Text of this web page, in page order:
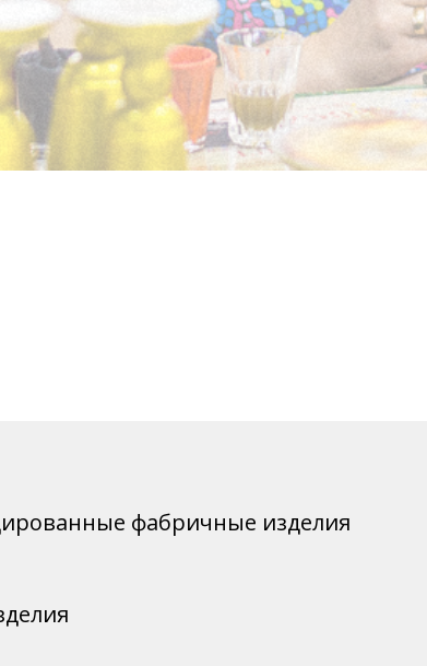
фабричные изделия